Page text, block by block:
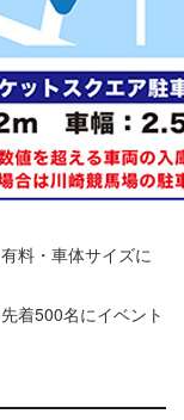
料・車体サイズに
着500名にイベント